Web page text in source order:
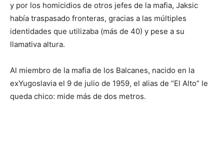
y por los homicidios de otros jefes de la mafia, Jaksic
había traspasado fronteras, gracias a las múltiples
identidades que utilizaba (más de 40) y pese a su
llamativa altura.
Al miembro de la mafia de los Balcanes, nacido en la
exYugoslavia el 9 de julio de 1959, el alias de “El Alto” le
queda chico: mide más de dos metros.